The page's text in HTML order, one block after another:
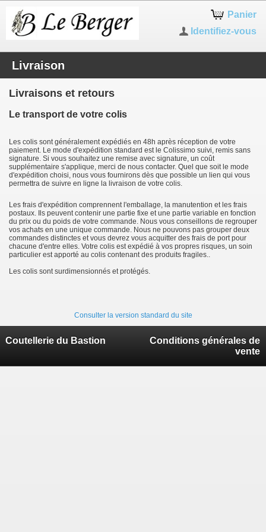
Panier
Identifiez-vous
Livraison
Livraisons et retours
Le transport de votre colis
Les colis sont généralement expédiés en 48h après réception de votre
paiement. Le mode d'expédition standard est le Colissimo suivi, remis sans
signature. Si vous souhaitez une remise avec signature, un coût
supplémentaire s'applique, merci de nous contacter. Quel que soit le mode
d'expédition choisi, nous vous fournirons dès que possible un lien qui vous
permettra de suivre en ligne la livraison de votre colis.
Les frais d'expédition comprennent l'emballage, la manutention et les frais
postaux. Ils peuvent contenir une partie fixe et une partie variable en fonction
du prix ou du poids de votre commande. Nous vous conseillons de regrouper
vos achats en une unique commande. Nous ne pouvons pas grouper deux
commandes distinctes et vous devrez vous acquitter des frais de port pour
chacune d'entre elles. Votre colis est expédié à vos propres risques, un soin
particulier est apporté au colis contenant des produits fragiles..
Les colis sont surdimensionnés et protégés.
Consulter la version standard du site
Coutellerie du Bastion
Conditions générales de
vente